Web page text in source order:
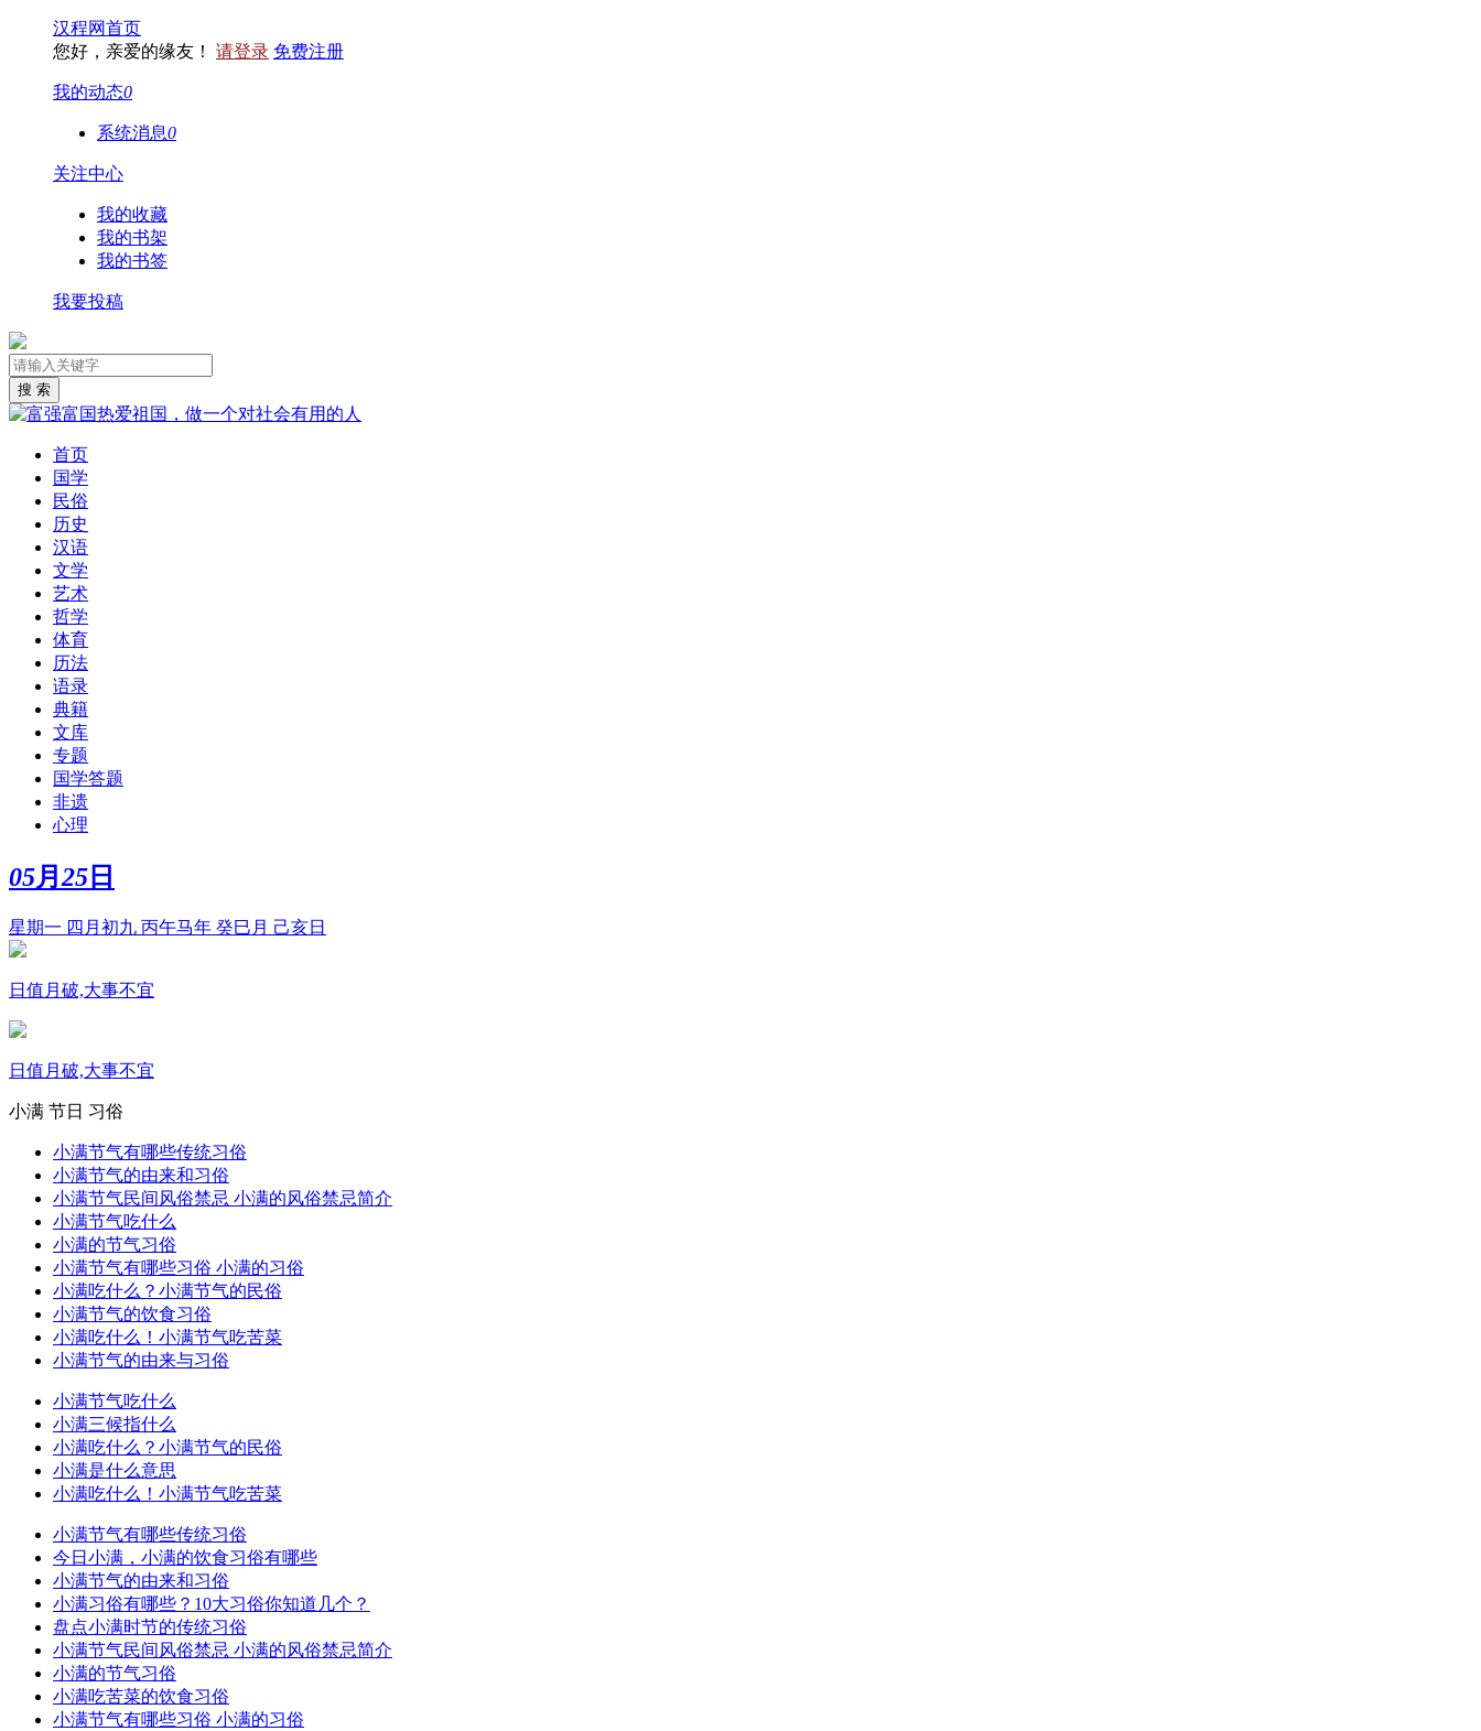
汉程网首页
您好，亲爱的缘友！ 请登录 免费注册
我的动态0
系统消息0
关注中心
我的收藏
我的书架
我的书签
我要投稿
首页
国学
民俗
历史
汉语
文学
艺术
哲学
体育
历法
语录
典籍
文库
专题
国学答题
非遗
心理
05月 25 日
星期一 四月初九 丙午马年 癸巳月 己亥日
日值月破,大事不宜
日值月破,大事不宜
小满 节日 习俗
小满节气有哪些传统习俗
小满节气的由来和习俗
小满节气民间风俗禁忌 小满的风俗禁忌简介
小满节气吃什么
小满的节气习俗
小满节气有哪些习俗 小满的习俗
小满吃什么？小满节气的民俗
小满节气的饮食习俗
小满吃什么！小满节气吃苦菜
小满节气的由来与习俗
小满节气吃什么
小满三候指什么
小满吃什么？小满节气的民俗
小满是什么意思
小满吃什么！小满节气吃苦菜
小满节气有哪些传统习俗
今日小满，小满的饮食习俗有哪些
小满节气的由来和习俗
小满习俗有哪些？10大习俗你知道几个？
盘点小满时节的传统习俗
小满节气民间风俗禁忌 小满的风俗禁忌简介
小满的节气习俗
小满吃苦菜的饮食习俗
小满节气有哪些习俗 小满的习俗